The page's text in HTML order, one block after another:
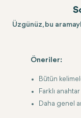
Üzgünüz, bu
Öneriler:
Bütün
Farklı
Daha genel